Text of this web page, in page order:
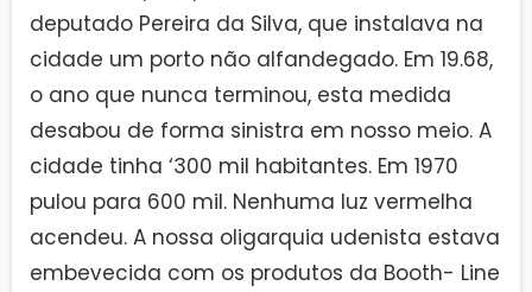
deputado Pereira da Silva, que instalava na
cidade um porto não alfandegado. Em 19.68,
o ano que nunca terminou, esta medida
desabou de forma sinistra em nosso meio. A
cidade tinha ‘300 mil habitantes. Em 1970
pulou para 600 mil. Nenhuma luz vermelha
acendeu. A nossa oligarquia udenista estava
embevecida com os produtos da Booth- Line